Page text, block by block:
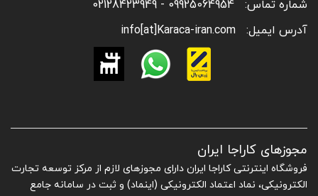
شماره تماس:
09925064954 - 02128423949
آدرس ایمیل:
info[at]Karaca-iran.com
مجوزهای کاراجا ایران
فروشگاه اینترنتی کاراجا ایران دارای مجوزهای لازم از مرکز توسعه تجارت
الکترونیکی، نماد اعتماد الکترونیکی (اینماد) و ثبت در سامانه جامع